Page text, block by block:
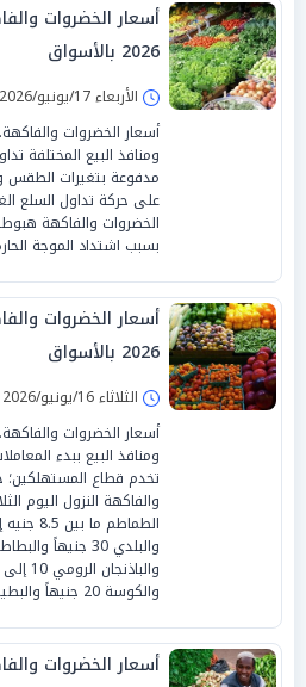
2026 بالأسواق
الأربعاء 17/يونيو/2026 - 08:00 ص
أسعار الخضروات
ومنافذ البيع المختلفة
مدفوعة بتغيرات الطقس
على حركة تداول السلع
بسبب اشتداد الموجة
2026 بالأسواق
الثلاثاء 16/يونيو/2026 - 08:00 ص
أسعار الخضروات
ومنافذ البيع ببدء
تخدم قطاع
والكوسة 20 جنيهاً والبطيخ من 10 إلى 75 جنيهاً وال